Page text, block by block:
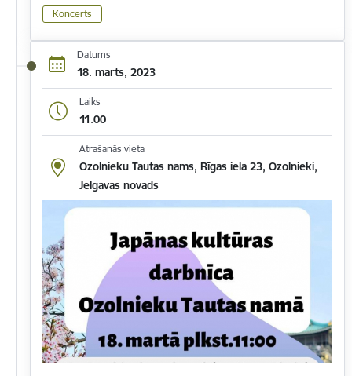
Koncerts
Datums
18. marts, 2023
Laiks
11.00
Atrašanās vieta
Ozolnieku Tautas nams, Rīgas iela 23, Ozolnieki,
Jelgavas novads